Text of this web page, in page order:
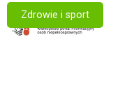
Przejdź
Zdrowie i sport